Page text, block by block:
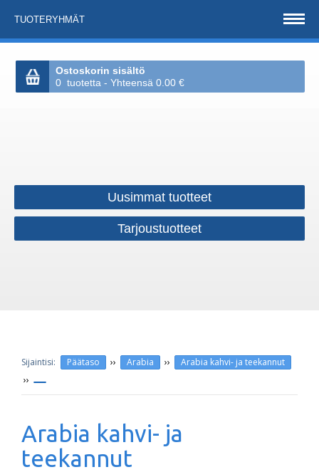
TUOTERYHMÄT
Ostoskorin sisältö
0 tuotetta - Yhteensä 0.00 €
Uusimmat tuotteet
Tarjoustuotteet
Päätaso ›› Arabia ›› Arabia kahvi- ja teekannut
››
Arabia kahvi- ja
teekannut